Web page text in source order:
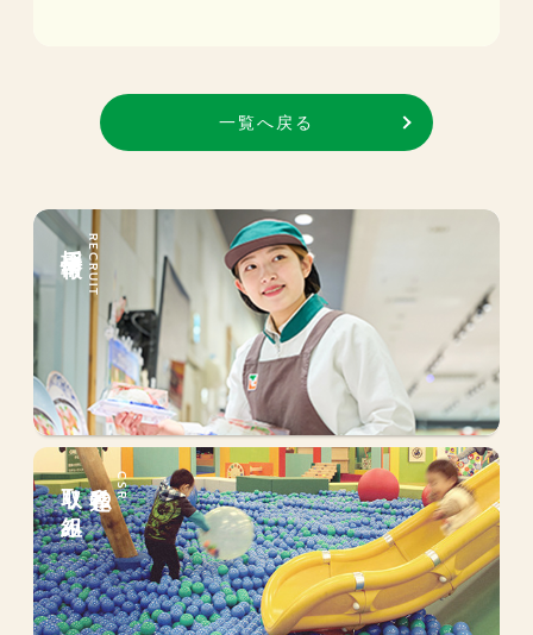
一覧へ戻る
RECRUIT
採用情報
CSR
私達の
取り組み